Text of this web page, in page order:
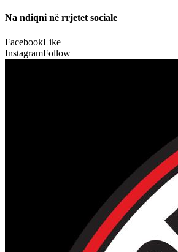
Na ndiqni në rrjetet sociale
FacebookLike
InstagramFollow